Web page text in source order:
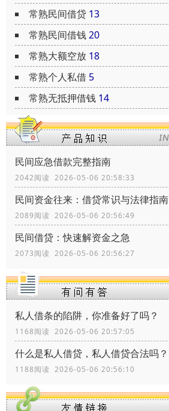
常熟民间借贷 13
常熟民间借钱20
常熟大额空放 18
常熟个人私借 5
常熟无抵押借钱 14
民间应急借款完整指南
2042阅读 2026-05-06 20:58:33
民间资金往来：借贷常识与法律指南
2089阅读 2026-05-06 20:56:49
民间借贷：快速解资金之急
2073阅读 2026-05-06 20:56:27
私人借条的陷阱，你准备好了吗？
1168阅读 2026-05-06 20:57:05
什么是私人借贷，私人借贷合法吗？
1188阅读 2026-05-06 20:56:10